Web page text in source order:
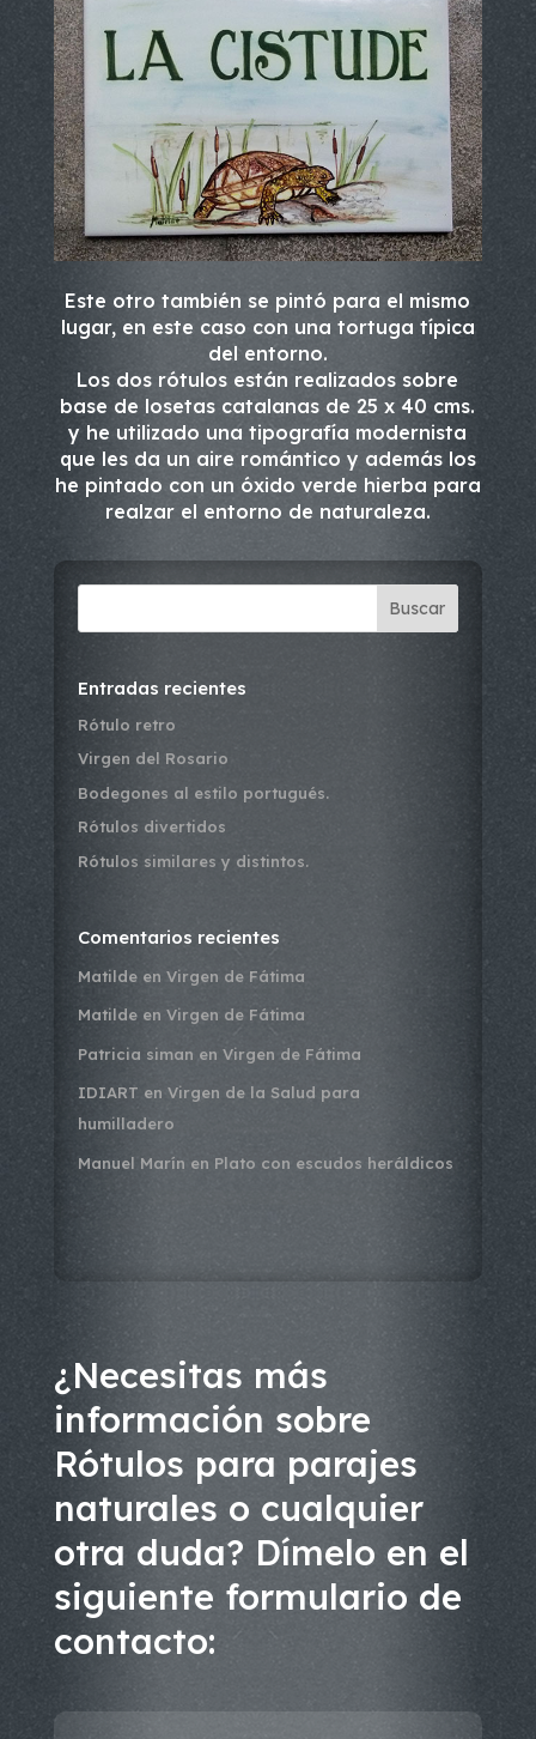
Este otro también se pintó para el mismo
lugar, en este caso con una tortuga típica
del entorno.
Los dos rótulos están realizados sobre
base de losetas catalanas de 25 x 40 cms.
y he utilizado una tipografía modernista
que les da un aire romántico y además los
he pintado con un óxido verde hierba para
realzar el entorno de naturaleza.
Buscar
Entradas recientes
Rótulo retro
Virgen del Rosario
Bodegones al estilo portugués.
Rótulos divertidos
Rótulos similares y distintos.
Comentarios recientes
Matildeen Virgen de Fátima
Matildeen Virgen de Fátima
Patricia siman en Virgen de Fátima
IDIART en Virgen de la Salud para
humilladero
Manuel Marín en Plato con escudos heráldicos
¿Necesitas más
información sobre
Rótulos para parajes
naturales o cualquier
otra duda? Dímelo en el
siguiente formulario de
contacto: